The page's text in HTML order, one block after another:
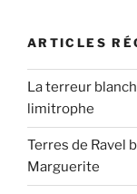
ARTICLES
La terreur
limitrophe
Terres de Ravel
Marguerite